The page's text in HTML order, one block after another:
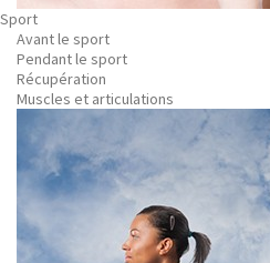
Sport
Avant le sport
Pendant le sport
Récupération
Muscles et articulations